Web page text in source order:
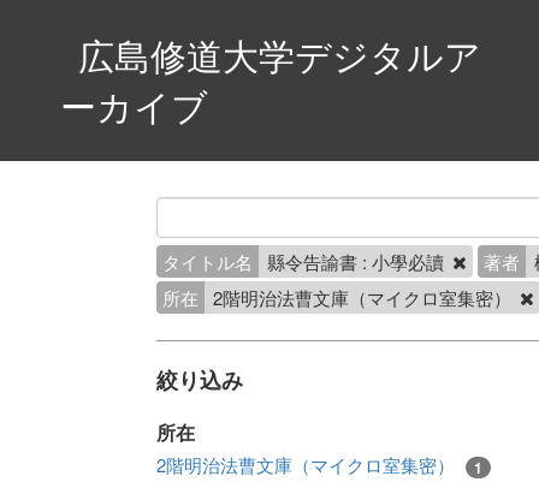
広島修道大学デジタルア
ーカイブ
タイトル名 縣令告諭書 : 小學必讀 著者
所在
2階明治法曹文庫（マイクロ室集密）
絞り込み
所在
2階明治法曹文庫（マイクロ室集密） 1